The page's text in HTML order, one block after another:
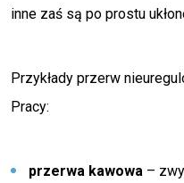
inne zaś są po prostu
Przykłady przerw
Pracy:
przerwa kawowa –